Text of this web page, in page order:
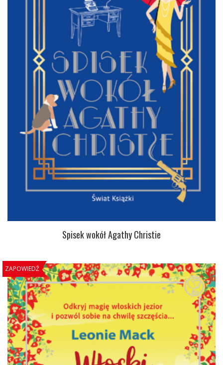
Spisek wokół Agathy Christie
ZAPOWIEDŹ